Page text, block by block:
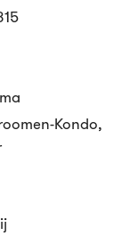
Kondo,